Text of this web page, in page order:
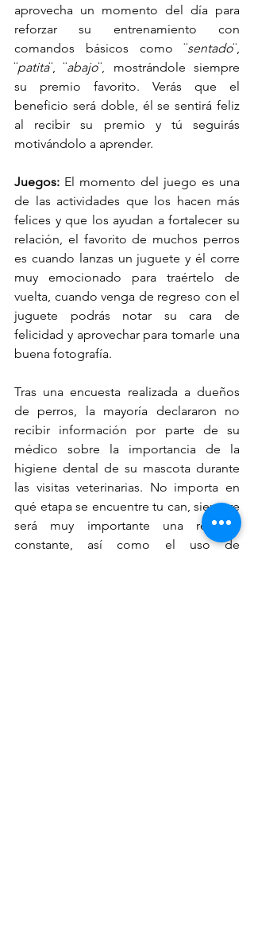
aprovecha un momento del día para
reforzar su entrenamiento con
comandos básicos como ¨sentado¨,
¨patita¨, ¨abajo¨, mostrándole siempre
su premio favorito. Verás que el
beneficio será doble, él se sentirá feliz
al recibir su premio y tú seguirás
motivándolo a aprender.
Juegos: El momento del juego es una
de las actividades que los hacen más
felices y que los ayudan a fortalecer su
relación, el favorito de muchos perros
es cuando lanzas un juguete y él corre
muy emocionado para traértelo de
vuelta, cuando venga de regreso con el
juguete podrás notar su cara de
felicidad y aprovechar para tomarle una
buena fotografía.
Tras una encuesta realizada a dueños
de perros, la mayoría declararon no
recibir información por parte de su
médico sobre la importancia de la
higiene dental de su mascota durante
las visitas veterinarias. No importa en
qué etapa se encuentre tu can, siempre
será muy importante una revisión
constante, así como el uso de